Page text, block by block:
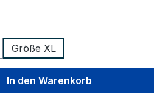
Größe XL
gewünschten Wert
In den Warenkorb